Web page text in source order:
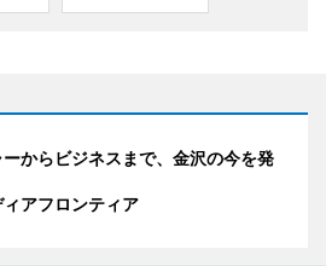
ーからビジネスまで、金沢の今を発
アフロンティア